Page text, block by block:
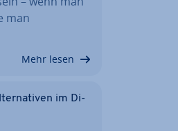
man
Mehr lesen
im Di­